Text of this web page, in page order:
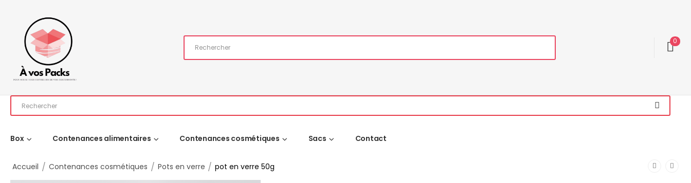
0
Box Contenances alimentaires Contenances cosmétiques Sacs Contact
Accueil / Contenances cosmétiques / Pots en verre / pot en verre 50g